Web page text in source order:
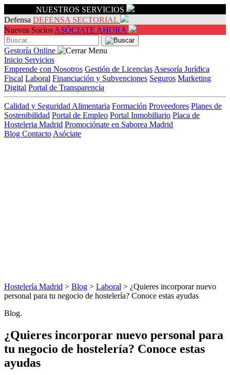
NUESTROS SERVICIOS
Defensa DEFENSA SECTORIAL
Nuevos Socios ASÓCIATE AHORA
Gestoría Online
Inicio Servicios
Emprende con Nosotros Gestión de Licencias Asesoría Jurídica
Fiscal Laboral Financiación y Subvenciones Seguros Marketing
Digital Portal de Transparencia
Calidad y Seguridad Alimentaria Formación Proveedores Planes de
Sostenibilidad Portal de Empleo Portal Inmobiliario Placa de
Hosteleria Madrid Promociónate en Saborea Madrid
Blog Contacto Asóciate
Hostelería Madrid > Blog > Laboral > ¿Quieres incorporar nuevo
personal para tu negocio de hostelería? Conoce estas ayudas
Blog.
¿Quieres incorporar nuevo personal para
tu negocio de hostelería? Conoce estas
ayudas